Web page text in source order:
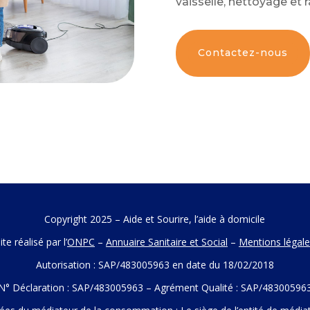
Contactez-nous
Copyright 2025 – Aide et Sourire, l’aide à domicile
réalisé par l’ONPC – Annuaire Sanitaire et Social – Mentions
Autorisation : SAP/483005963 en date du 18/02/2018
Déclaration : SAP/483005963 – Agrément Qualité : SAP/